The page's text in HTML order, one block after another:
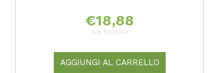
€18,88
Iva Esclusa
AGGIUNGI AL CARRELLO